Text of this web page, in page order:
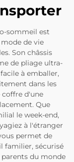
sommeil est
de vie
Son châssis
de pliage ultra-
à emballer,
dans les
coffre d'une
Que
le week-end,
à l'étranger
permet de
familier, sécurisé
du monde